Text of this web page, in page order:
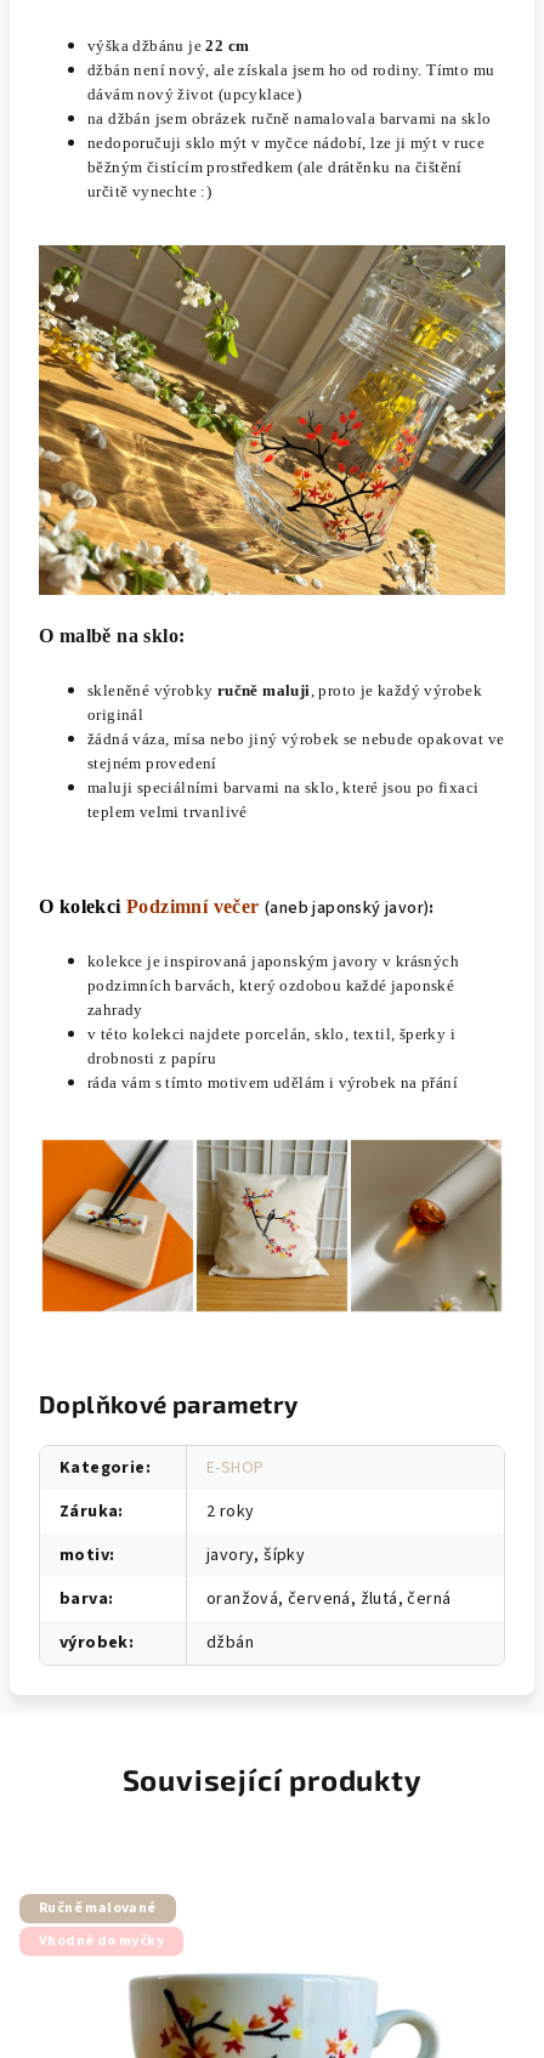
výška džbánu je22 cm
džbán není nový, ale získala jsem ho od rodiny. Tímto mu
dávám nový život (upcyklace)
na džbán jsem obrázek ručně namalovala barvami na sklo
nedoporučuji sklo mýt v myčce nádobí, lze ji mýt v ruce
běžným čistícím prostředkem (ale drátěnku na čištění
určitě vynechte :)
O malbě na sklo:
skleněné výrobky ručně maluji, proto je každý výrobek
originál
žádná váza, mísa nebo jiný výrobek se nebude opakovat ve
stejném provedení
maluji speciálními barvami na sklo, které jsou po fixaci
teplem velmi trvanlivé
O kolekciPodzimní večer (aneb japonský javor):
kolekce je inspirovaná japonským javory v krásných
podzimních barvách, který ozdobou každé japonské
zahrady
v této kolekci najdete porcelán, sklo, textil, šperky i
drobnosti z papíru
ráda vám s tímto motivem udělám i výrobek na přání
Doplňkové parametry
Kategorie:
E-SHOP
Záruka:
2 roky
motiv:
javory, šípky
barva:
oranžová, červená, žlutá, černá
výrobek: džbán
Související produkty
Ručně malované
Vhodné do myčky